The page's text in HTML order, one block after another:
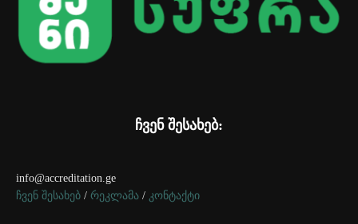
ჩვენ შესახებ:
info@accreditation.ge
ჩვენ შესახებ / რეკლამა / კონტაქტი